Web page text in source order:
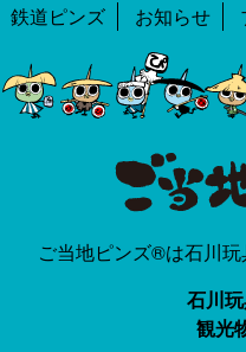
鉄道ピンズ お知らせ
ご当地ピンズ®は石川玩
石川
観光